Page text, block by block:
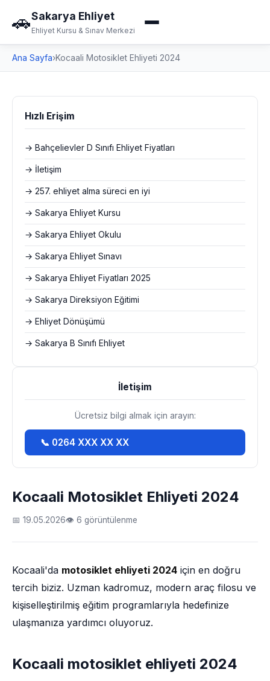
🚗Sakarya Ehliyet
Ehliyet Kursu & Sınav Merkezi
Ana Sayfa›Kocaali Motosiklet Ehliyeti 2024
Kocaali Motosiklet Ehliyeti 2024
📅 19.05.2026👁 6 görüntülenme
Kocaali'da motosiklet ehliyeti 2024 için en doğru
tercih biziz. Uzman kadromuz, modern araç filosu ve
kişiselleştirilmiş eğitim programlarıyla hedefinize
ulaşmanıza yardımcı oluyoruz.
Kocaali motosiklet ehliyeti 2024
Hızlı Erişim
→ Bahçelievler D Sınıfı Ehliyet Fiyatları
→ İletişim
→ 257. ehliyet alma süreci en iyi
→ Sakarya Ehliyet Kursu
→ Sakarya Ehliyet Okulu
→ Sakarya Ehliyet Sınavı
→ Sakarya Ehliyet Fiyatları 2025
→ Sakarya Direksiyon Eğitimi
→ Ehliyet Dönüşümü
→ Sakarya B Sınıfı Ehliyet
İletişim
Ücretsiz bilgi almak için arayın:
📞 0264 XXX XX XX